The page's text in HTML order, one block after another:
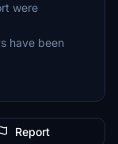
were
have been
Report